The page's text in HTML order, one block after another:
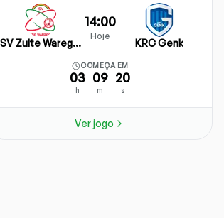
SV Zulte Waregem
14:00
Hoje
KRC Genk
COMEÇA EM
03
h
09
m
20
s
Ver jogo